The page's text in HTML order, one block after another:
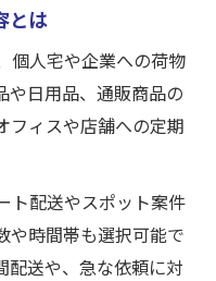
とは
個人宅や企業への荷物
や日用品、通販商品の
フィスや店舗への定期
ト配送やスポット案件
や時間帯も選択可能で
配送や、急な依頼に対